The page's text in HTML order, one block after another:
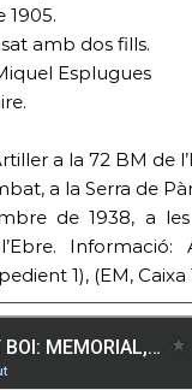
1905.
amb dos fills.
Esplugues
a la 72 BM de
a la Serra de
de 1938, a
Informació:
1), (EM, Caixa